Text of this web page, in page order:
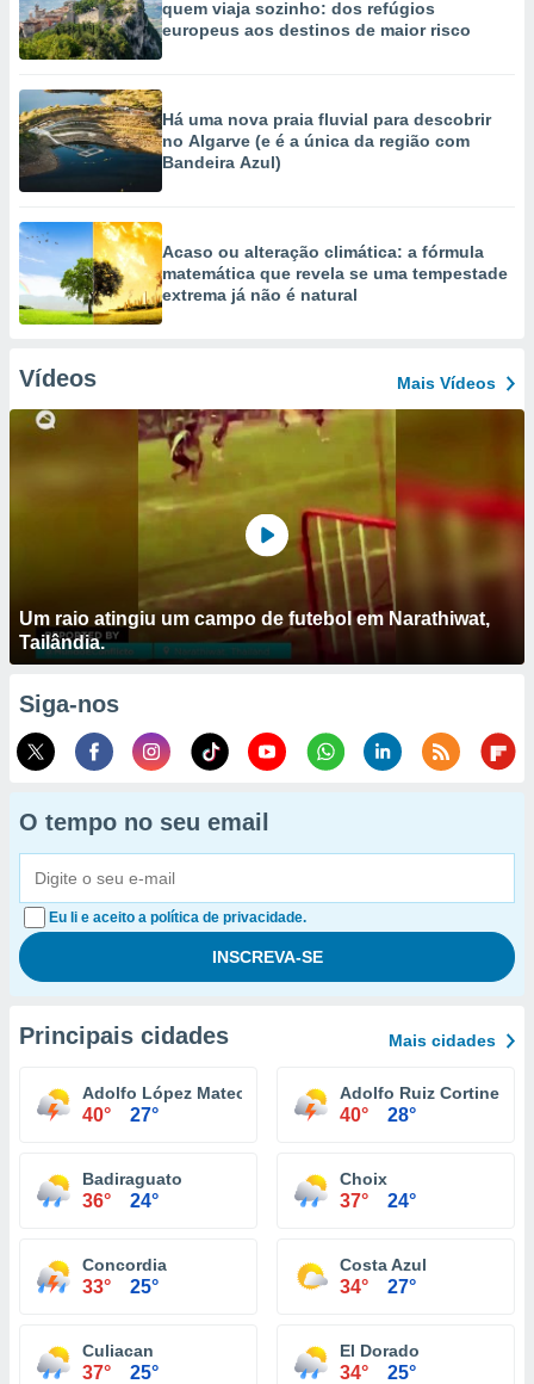
quem viaja sozinho: dos refúgios
europeus aos destinos de maior risco
Há uma nova praia fluvial para descobrir
no Algarve (e é a única da região com
Bandeira Azul)
Acaso ou alteração climática: a fórmula
matemática que revela se uma tempestade
extrema já não é natural
Vídeos Mais Vídeos
Um raio atingiu um campo de futebol em Narathiwat,
Tailândia.
Siga-nos
O tempo no seu email
Eu li e aceito a política de privacidade.
Principais cidades Mais cidades
Adolfo López Mateos (Jahuara Segundo)
40° 27°
Adolfo Ruiz Cortines
40° 28°
Badiraguato
36° 24°
Choix
37° 24°
Concordia
33° 25°
Costa Azul
34° 27°
Culiacan
37° 25°
El Dorado
34° 25°